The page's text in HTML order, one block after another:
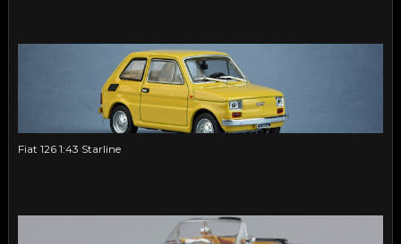
Fiat 126 1:43 Starline